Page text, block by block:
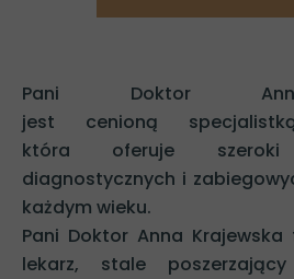
Pani Doktor
jest cenioną
która oferuje
diagnostycznych i
każdym wieku.
Pani Doktor Anna
lekarz, stale